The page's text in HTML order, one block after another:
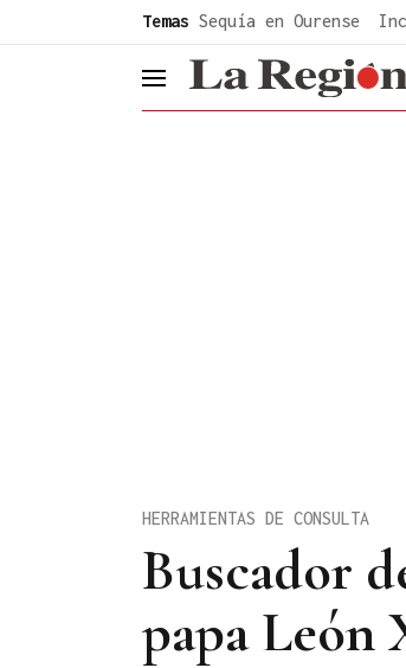
Temas Sequía en Ourense
header.menu.open
Buscador
papa León
HERRAMIENTAS DE CONSULTA